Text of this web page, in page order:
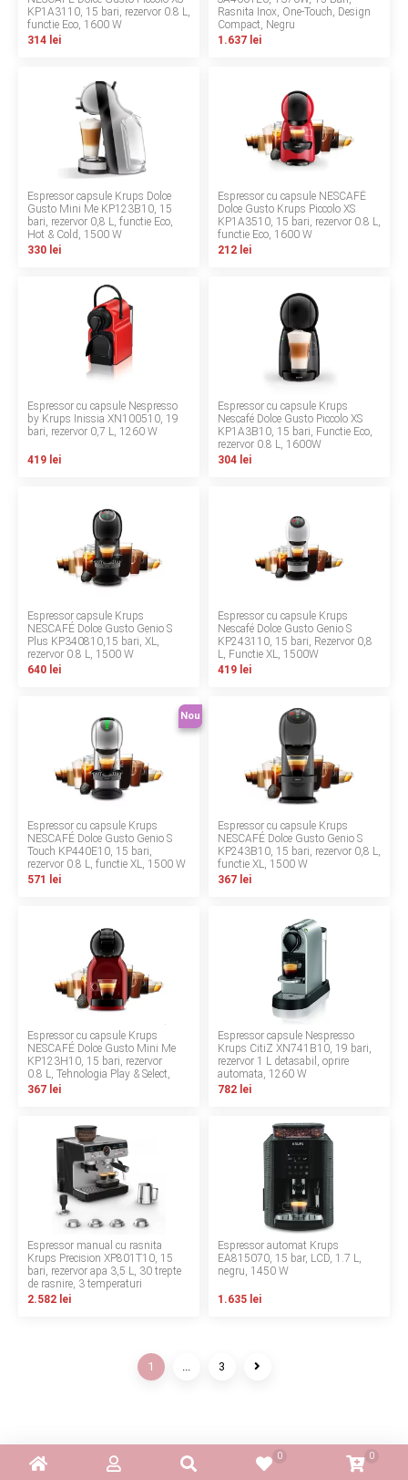
Despre noi
Regulament giveaway
Showroom
Depozit
Q & A
Branduri
Politica de confidentialitate
Politica de utilizare cookie-uri
Politica de livrare si retur
Garantia produselor
Instalare scaune/scoici auto
ANPC
ANPC SAL
SOL
Copyright 2026 BabyMatters
KP1A3110, 15 bari, rezervor 0.8 L,
functie Eco, 1600 W
314 lei
Rasnita Inox, One-Touch, Design
Compact, Negru
1.637 lei
Espressor capsule Krups Dolce
Gusto Mini Me KP123B10, 15
bari, rezervor 0,8 L, functie Eco,
Hot & Cold, 1500 W
330 lei
Espressor cu capsule NESCAFÉ
Dolce Gusto Krups Piccolo XS
KP1A3510, 15 bari, rezervor 0.8 L,
functie Eco, 1600 W
212 lei
Espressor cu capsule Nespresso
by Krups Inissia XN100510, 19
bari, rezervor 0,7 L, 1260 W
419 lei
Espressor cu capsule Krups
Nescafé Dolce Gusto Piccolo XS
KP1A3B10, 15 bari, Functie Eco,
rezervor 0.8 L, 1600W
304 lei
Espressor capsule Krups
NESCAFÉ Dolce Gusto Genio S
Plus KP340810,15 bari, XL,
rezervor 0.8 L, 1500 W
640 lei
Espressor cu capsule Krups
Nescafé Dolce Gusto Genio S
KP243110, 15 bari, Rezervor 0,8
L, Functie XL, 1500W
419 lei
Nou
Espressor cu capsule Krups
NESCAFÉ Dolce Gusto Genio S
Touch KP440E10, 15 bari,
rezervor 0.8 L, functie XL, 1500 W
571 lei
Espressor cu capsule Krups
NESCAFÉ Dolce Gusto Genio S
KP243B10, 15 bari, rezervor 0,8 L,
functie XL, 1500 W
367 lei
Espressor cu capsule Krups
NESCAFÉ Dolce Gusto Mini Me
KP123H10, 15 bari, rezervor
0.8 L, Tehnologia Play & Select,
1500 W
367 lei
Espressor capsule Nespresso
Krups CitiZ XN741B10, 19 bari,
rezervor 1 L detasabil, oprire
automata, 1260 W
782 lei
Espressor manual cu rasnita
Krups Precision XP801T10, 15
bari, rezervor apa 3,5 L, 30 trepte
de rasnire, 3 temperaturi
2.582 lei
Espressor automat Krups
EA815070, 15 bar, LCD, 1.7 L,
negru, 1450 W
1.635 lei
1 ... 3